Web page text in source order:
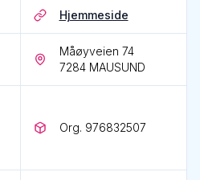
Hjemmeside
Måøyveien 74
7284 MAUSUND
Org. 976832507